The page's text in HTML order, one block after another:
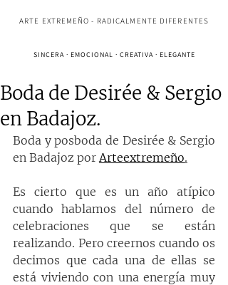
ARTE EXTREMEÑO - RADICALMENTE DIFERENTES
SINCERA · EMOCIONAL · CREATIVA · ELEGANTE
Boda de Desirée & Sergio
en Badajoz.
Boda y posboda de Desirée & Sergio
en Badajoz por Arteextremeño.
Es cierto que es un año atípico
cuando hablamos del número de
celebraciones que se están
realizando. Pero creernos cuando os
decimos que cada una de ellas se
está viviendo con una energía muy